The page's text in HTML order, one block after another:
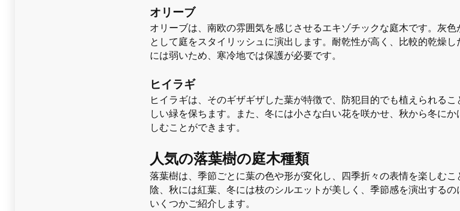
オリーブ
オリーブは、南欧の雰囲気を感じさせるエキゾチックな庭木です。灰
として庭をスタイリッシュに演出します。耐乾性が高く、比較的乾燥
には弱いため、寒冷地では保護が必要です。
ヒイラギ
ヒイラギは、そのギザギザした葉が特徴で、防犯目的でも植えられる
しい緑を保ちます。また、冬には小さな白い花を咲かせ、秋から冬に
しむことができます。
人気の落葉樹の庭木種類
落葉樹は、季節ごとに葉の色や形が変化し、四季折々の表情を楽しむ
陰、秋には紅葉、冬には枝のシルエットが美しく、季節感を演出する
いくつかご紹介します。